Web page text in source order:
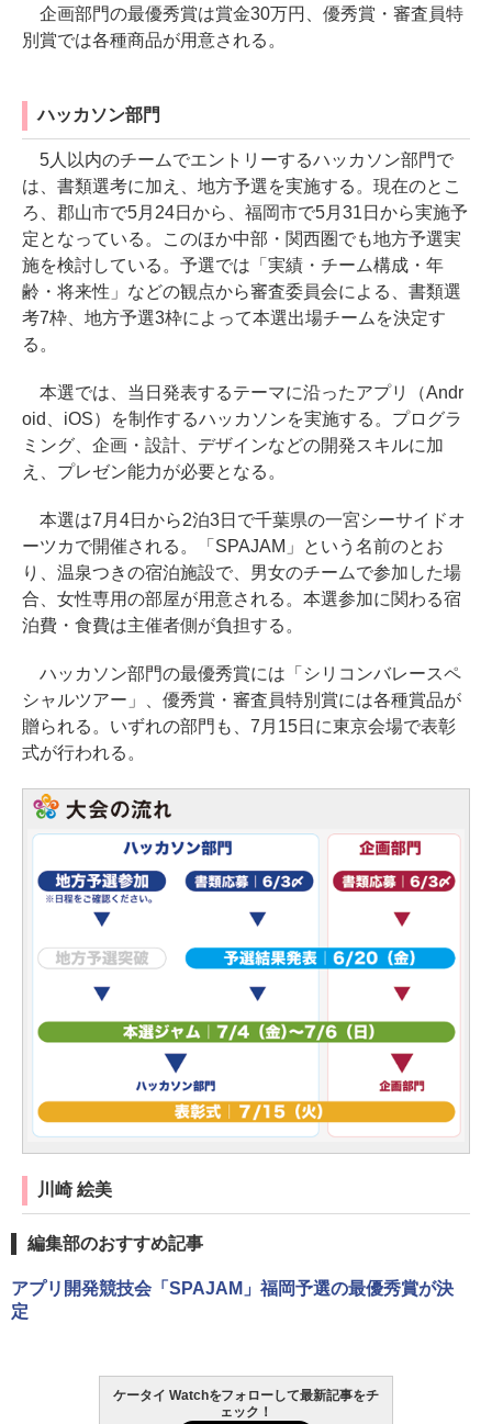
企画部門の最優秀賞は賞金30万円、優秀賞・審査員特
別賞では各種商品が用意される。
ハッカソン部門
5人以内のチームでエントリーするハッカソン部門で
は、書類選考に加え、地方予選を実施する。現在のとこ
ろ、郡山市で5月24日から、福岡市で5月31日から実施予
定となっている。このほか中部・関西圏でも地方予選実
施を検討している。予選では「実績・チーム構成・年
齢・将来性」などの観点から審査委員会による、書類選
考7枠、地方予選3枠によって本選出場チームを決定す
る。
本選では、当日発表するテーマに沿ったアプリ（Andr
oid、iOS）を制作するハッカソンを実施する。プログラ
ミング、企画・設計、デザインなどの開発スキルに加
え、プレゼン能力が必要となる。
本選は7月4日から2泊3日で千葉県の一宮シーサイドオ
ーツカで開催される。「SPAJAM」という名前のとお
り、温泉つきの宿泊施設で、男女のチームで参加した場
合、女性専用の部屋が用意される。本選参加に関わる宿
泊費・食費は主催者側が負担する。
ハッカソン部門の最優秀賞には「シリコンバレースペ
シャルツアー」、優秀賞・審査員特別賞には各種賞品が
贈られる。いずれの部門も、7月15日に東京会場で表彰
式が行われる。
川崎 絵美
編集部のおすすめ記事
アプリ開発競技会「SPAJAM」福岡予選の最優秀賞が決
定
ケータイ Watchをフォローして最新記事をチ
ェック！